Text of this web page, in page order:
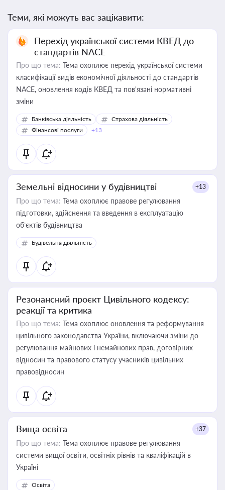
Теми, які можуть вас зацікавити:
Перехід української системи КВЕД до
стандартів NACE
Про що тема: Тема охоплює перехід української системи
класифікації видів економічної діяльності до стандартів
NACE, оновлення кодів КВЕД та пов'язані нормативні
зміни
Банківська діяльність
Страхова діяльність
Фінансові послуги
+13
Земельні відносини у будівництві +13
Про що тема: Тема охоплює правове регулювання
підготовки, здійснення та введення в експлуатацію
об’єктів будівництва
Будівельна діяльність
Резонансний проєкт Цивільного кодексу:
реакції та критика
Про що тема: Тема охоплює оновлення та реформування
цивільного законодавства України, включаючи зміни до
регулювання майнових і немайнових прав, договірних
відносин та правового статусу учасників цивільних
правовідносин
Вища освіта +37
Про що тема: Тема охоплює правове регулювання
системи вищої освіти, освітніх рівнів та кваліфікацій в
Україні
Освіта